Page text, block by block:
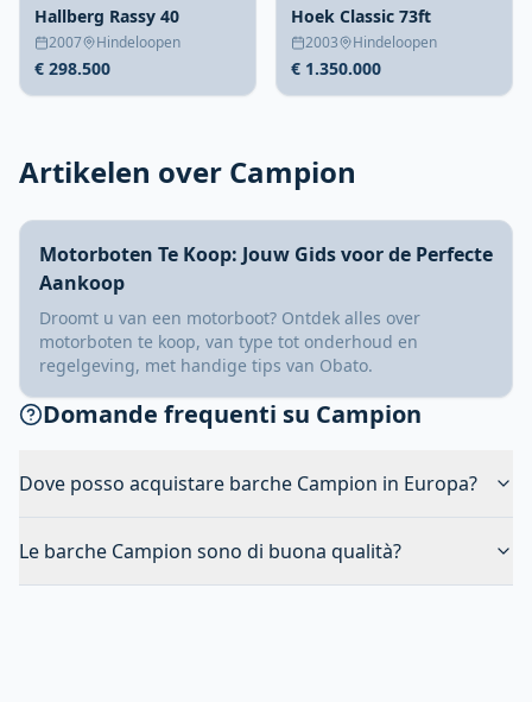
Hallberg Rassy 40
2007 Hindeloopen
€ 298.500
Hoek Classic 73ft
2003 Hindeloopen
€ 1.350.000
Artikelen over Campion
Motorboten Te Koop: Jouw Gids voor de Perfecte
Aankoop
Droomt u van een motorboot? Ontdek alles over
motorboten te koop, van type tot onderhoud en
regelgeving, met handige tips van Obato.
Domande frequenti su Campion
Dove posso acquistare barche Campion in Europa?
Le barche Campion sono di buona qualità?